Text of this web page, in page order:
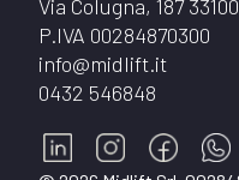
Via Colugna, 187
P.IVA 00284870300
info@midlift.it
0432 546848